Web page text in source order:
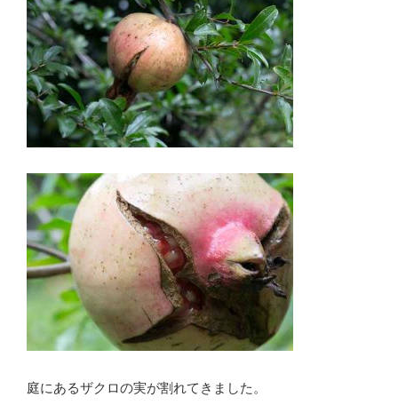
庭にあるザクロの実が割れてきました。